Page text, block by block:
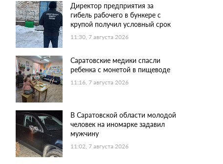
Директор предприятия за
гибель рабочего в бункере с
крупой получил условный срок
11:30, 7 августа 2026
Саратовские медики спасли
ребенка с монетой в пищеводе
11:16, 7 августа 2026
В Саратовской области молодой
человек на иномарке задавил
мужчину
11:02, 7 августа 2026